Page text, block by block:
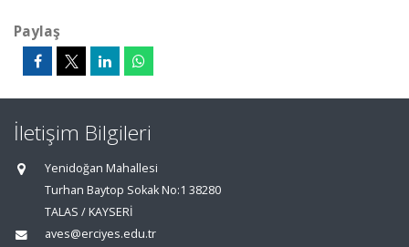
Paylaş
İletişim Bilgileri
Yenidoğan Mahallesi
Turhan Baytop Sokak No:1 38280
TALAS / KAYSERİ
aves@erciyes.edu.tr